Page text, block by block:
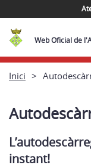
Web Oficial de
Inici
instant!